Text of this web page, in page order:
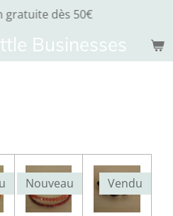
Businesses
gratuite dès 50€
Nouveau Vendu